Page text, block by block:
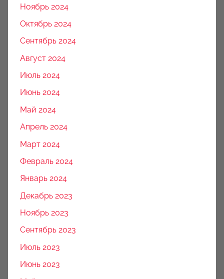
Ноябрь 2024
Октябрь 2024
Сентябрь 2024
Август 2024
Июль 2024
Июнь 2024
Май 2024
Апрель 2024
Март 2024
Февраль 2024
Январь 2024
Декабрь 2023
Ноябрь 2023
Сентябрь 2023
Июль 2023
Июнь 2023